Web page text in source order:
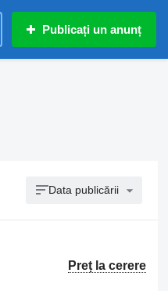
Publicați un anunț
Data publicării
Preț la cerere